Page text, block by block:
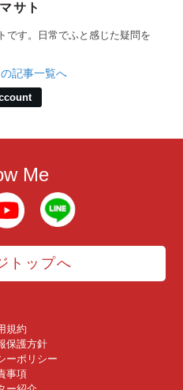
サト
です。日常でふと感じた疑問を
記事一覧へ
Me
トップへ
規約
保護方針
ーポリシー
事項